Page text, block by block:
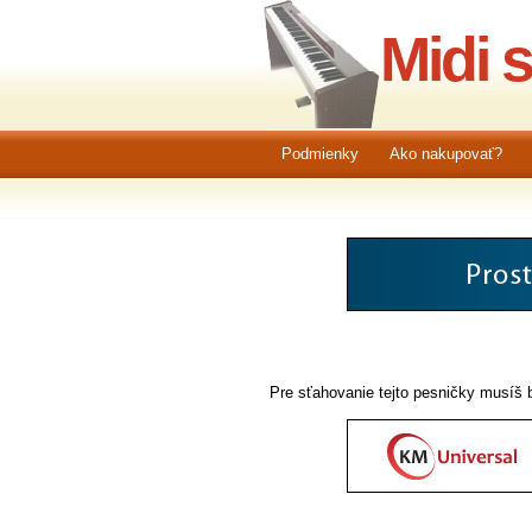
Midi
Podmienky Ako nakupovať?
Pre sťahovanie tejto pesničky musíš